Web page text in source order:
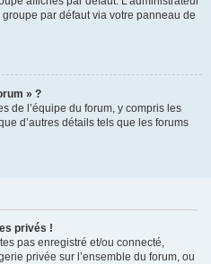
par défaut via votre panneau de
» ?
de l’équipe du forum, y compris les
d’autres détails tels que les forums
privés !
pas enregistré et/ou connecté,
privée sur l’ensemble du forum, ou